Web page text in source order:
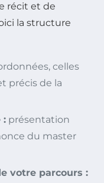
récit et de
la structure
celles
précis de la
: présentation
du master
votre parcours :